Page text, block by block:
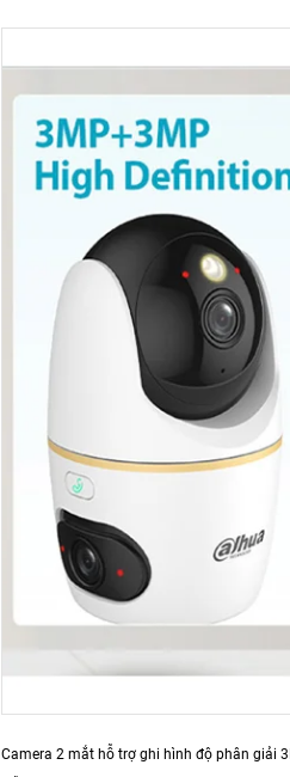
Camera 2 mắt hỗ trợ ghi hình độ phân giải